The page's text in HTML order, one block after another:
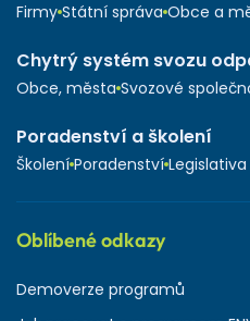
Firmy Státní správa Obce a
Chytrý systém svozu
Obce, města Svozové
Poradenství a školení
Školení Poradenství Legislativa
Oblíbené odkazy
Demoverze programů